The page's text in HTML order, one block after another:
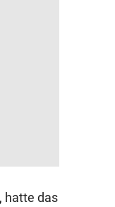
hatte das